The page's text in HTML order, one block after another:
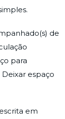
de
para
espaço
em